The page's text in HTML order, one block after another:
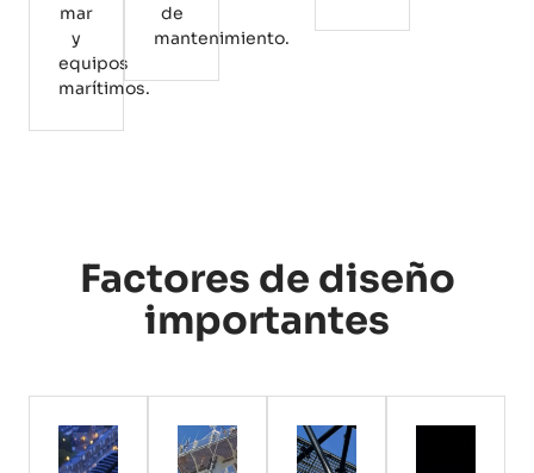
mar
y
equipos
marítimos.
de
mantenimiento.
Factores de diseño
importantes